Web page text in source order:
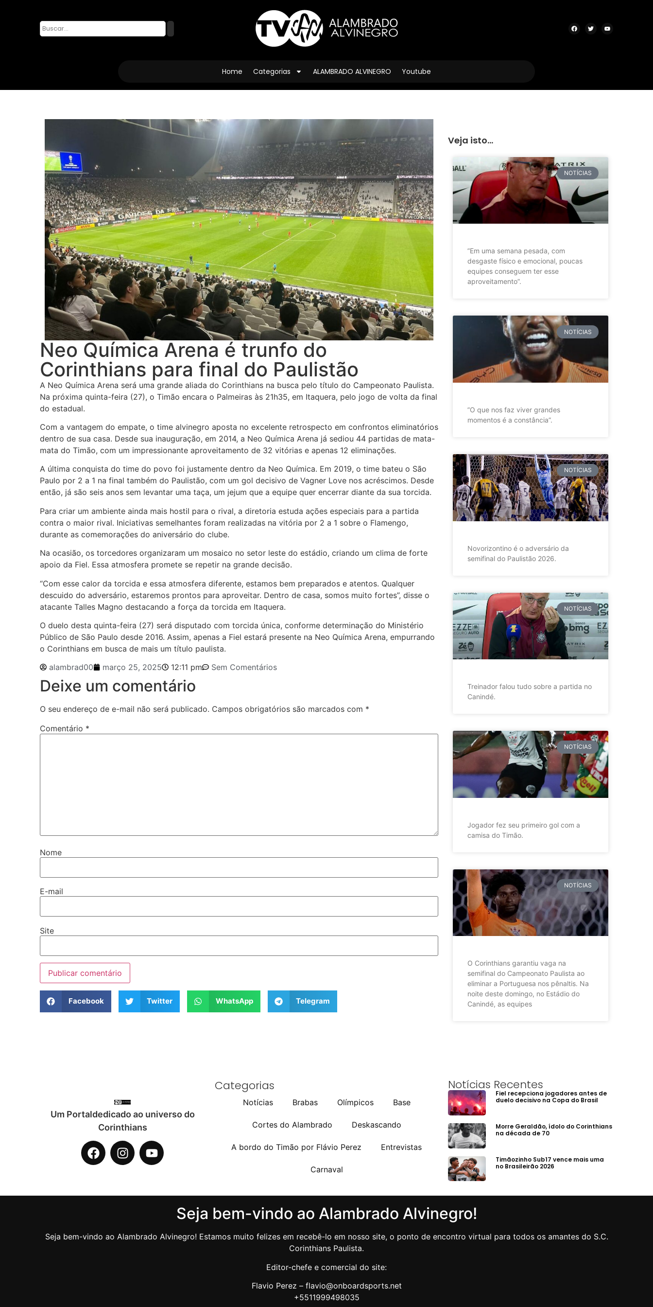
Home Categorias ALAMBRADO ALVINEGRO Youtube
Neo Química Arena é trunfo do
Corinthians para final do Paulistão
A Neo Química Arena será uma grande aliada do Corinthians na busca pelo título do Campeonato Paulista.
Na próxima quinta-feira (27), o Timão encara o Palmeiras às 21h35, em Itaquera, pelo jogo de volta da final
do estadual.
Com a vantagem do empate, o time alvinegro aposta no excelente retrospecto em confrontos eliminatórios
dentro de sua casa. Desde sua inauguração, em 2014, a Neo Química Arena já sediou 44 partidas de mata-
mata do Timão, com um impressionante aproveitamento de 32 vitórias e apenas 12 eliminações.
A última conquista do time do povo foi justamente dentro da Neo Química. Em 2019, o time bateu o São
Paulo por 2 a 1 na final também do Paulistão, com um gol decisivo de Vagner Love nos acréscimos. Desde
então, já são seis anos sem levantar uma taça, um jejum que a equipe quer encerrar diante da sua torcida.
Para criar um ambiente ainda mais hostil para o rival, a diretoria estuda ações especiais para a partida
contra o maior rival. Iniciativas semelhantes foram realizadas na vitória por 2 a 1 sobre o Flamengo,
durante as comemorações do aniversário do clube.
Na ocasião, os torcedores organizaram um mosaico no setor leste do estádio, criando um clima de forte
apoio da Fiel. Essa atmosfera promete se repetir na grande decisão.
“Com esse calor da torcida e essa atmosfera diferente, estamos bem preparados e atentos. Qualquer
descuido do adversário, estaremos prontos para aproveitar. Dentro de casa, somos muito fortes”, disse o
atacante Talles Magno destacando a força da torcida em Itaquera.
O duelo desta quinta-feira (27) será disputado com torcida única, conforme determinação do Ministério
Público de São Paulo desde 2016. Assim, apenas a Fiel estará presente na Neo Química Arena, empurrando
o Corinthians em busca de mais um título paulista.
alambrad00
março 25, 2025 12:11 pm Sem Comentários
Deixe um comentário
O seu endereço de e-mail não será publicado. Campos obrigatórios são marcados com *
Comentário *
Nome
E-mail
Site
Facebook Twitter WhatsApp Telegram
Veja isto...
NOTÍCIAS
”Em uma semana pesada, com
desgaste físico e emocional, poucas
equipes conseguem ter esse
aproveitamento”.
NOTÍCIAS
”O que nos faz viver grandes
momentos é a constância”.
NOTÍCIAS
Novorizontino é o adversário da
semifinal do Paulistão 2026.
NOTÍCIAS
Treinador falou tudo sobre a partida no
Canindé.
NOTÍCIAS
Jogador fez seu primeiro gol com a
camisa do Timão.
NOTÍCIAS
O Corinthians garantiu vaga na
semifinal do Campeonato Paulista ao
eliminar a Portuguesa nos pênaltis. Na
noite deste domingo, no Estádio do
Canindé, as equipes
Um Portaldedicado ao universo do
Corinthians
Categorias
Notícias Brabas Olímpicos Base
Cortes do Alambrado Deskascando
A bordo do Timão por Flávio Perez Entrevistas
Carnaval
Notícias Recentes
Fiel recepciona jogadores antes de
duelo decisivo na Copa do Brasil
Morre Geraldão, ídolo do Corinthians
na década de 70
Timãozinho Sub17 vence mais uma
no Brasileirão 2026
Seja bem-vindo ao Alambrado Alvinegro!
Seja bem-vindo ao Alambrado Alvinegro! Estamos muito felizes em recebê-lo em nosso site, o ponto de encontro virtual para todos os amantes do S.C.
Corinthians Paulista.
Editor-chefe e comercial do site:
Flavio Perez – flavio@onboardsports.net
+5511999498035